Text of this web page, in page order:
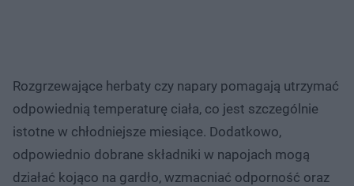
Rozgrzewające herbaty czy napary pomagają utrzymać
odpowiednią temperaturę ciała, co jest szczególnie
istotne w chłodniejsze miesiące. Dodatkowo,
odpowiednio dobrane składniki w napojach mogą
działać kojąco na gardło, wzmacniać odporność oraz